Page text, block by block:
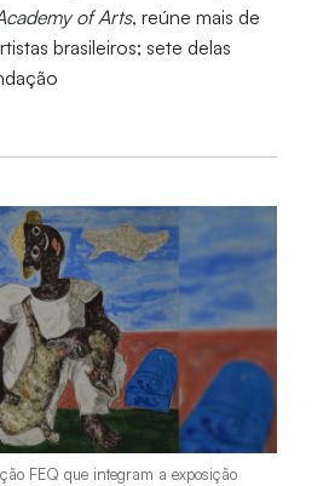
of Arts, reúne mais de
brasileiros; sete delas
FEQ que integram a exposição